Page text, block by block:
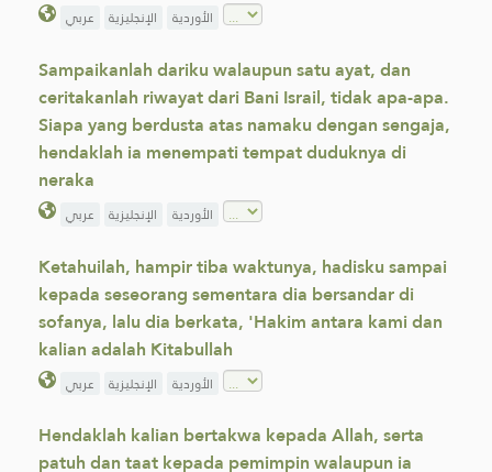
عربي الإنجليزية الأوردية
Sampaikanlah dariku walaupun satu ayat, dan
ceritakanlah riwayat dari Bani Israil, tidak apa-apa.
Siapa yang berdusta atas namaku dengan sengaja,
hendaklah ia menempati tempat duduknya di
neraka
عربي الإنجليزية الأوردية
Ketahuilah, hampir tiba waktunya, hadisku sampai
kepada seseorang sementara dia bersandar di
sofanya, lalu dia berkata, 'Hakim antara kami dan
kalian adalah Kitabullah
عربي الإنجليزية الأوردية
Hendaklah kalian bertakwa kepada Allah, serta
patuh dan taat kepada pemimpin walaupun ia